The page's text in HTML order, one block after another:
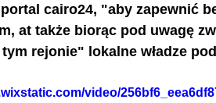
cairo24, "aby zapewnić
at także biorąc pod uwagę
rejonie" lokalne władze
video/